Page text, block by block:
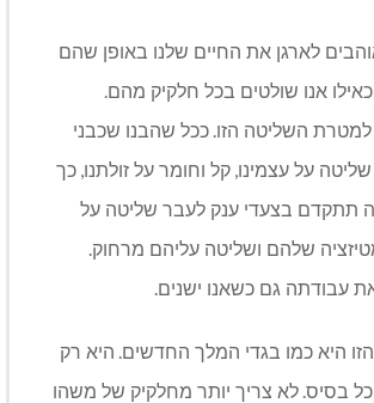
לארגן את החיים שלנו באופן שהם
כאילו אנו שולטים בכל חלקיק מהם.
למטרת השליטה הזו. ככל שהבנו שכבני
על עצמינו, קל וחומר על זולתנו, כך
תתקדם בצעדי ענק לעבר שליטה על
שלהם ושליטה עליהם מרחוק.
עבודתה גם כשאנו ישנים.
היא כמו בגדי המלך החדשים. היא רק
כל בסיס. לא צריך יותר מחלקיק של משהו